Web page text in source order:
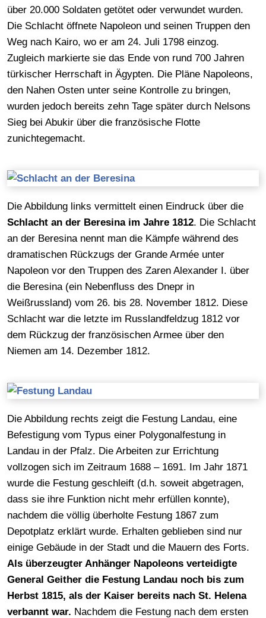
über 20.000 Soldaten getötet oder verwundet wurden.
Die Schlacht öffnete Napoleon und seinen Truppen den
Weg nach Kairo, wo er am 24. Juli 1798 einzog.
Zugleich markierte sie das Ende von rund 700 Jahren
türkischer Herrschaft in Ägypten. Die Pläne Napoleons,
den Nahen Osten unter seine Kontrolle zu bringen,
wurden jedoch bereits zehn Tage später durch Nelsons
Sieg bei Abukir über die französische Flotte
zunichtegemacht.
Die Abbildung links vermittelt einen Eindruck über die
Schlacht an der Beresina im Jahre 1812. Die Schlacht
an der Beresina nennt man die Kämpfe während des
dramatischen Rückzugs der Grande Armée unter
Napoleon vor den Truppen des Zaren Alexander I. über
die Beresina (ein Nebenfluss des Dnepr in
Weißrussland) vom 26. bis 28. November 1812. Diese
Schlacht war die letzte im Russlandfeldzug 1812 vor
dem Rückzug der französischen Armee über den
Niemen am 14. Dezember 1812.
Die Abbildung rechts zeigt die Festung Landau, eine
Befestigung vom Typus einer Polygonalfestung in
Landau in der Pfalz. Die Arbeiten zur Errichtung
vollzogen sich im Zeitraum 1688 – 1691. Im Jahr 1871
wurde die Festung geschleift (d.h. soweit abgetragen,
dass sie ihre Funktion nicht mehr erfüllen konnte),
nachdem die völlig überholte Festung 1867 zum
Depotplatz erklärt wurde. Erhalten geblieben sind nur
einige Gebäude in der Stadt und die Mauern des Forts.
Als überzeugter Anhänger Napoleons verteidigte
General Geither die Festung Landau noch bis zum
Herbst 1815, als der Kaiser bereits nach St. Helena
verbannt war. Nachdem die Festung nach dem ersten